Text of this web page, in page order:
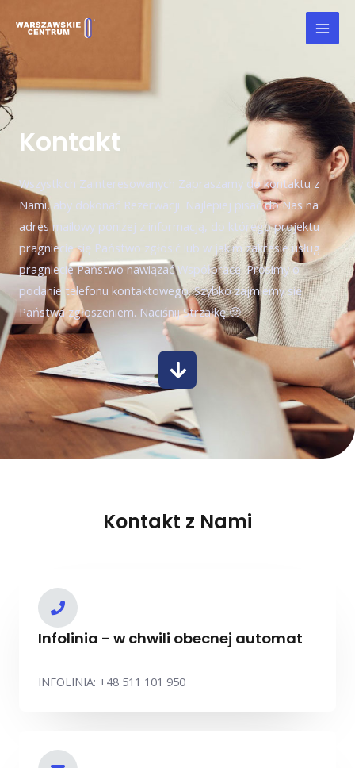
Kontakt
Wszystkich Zainteresowanych Zapraszamy do kontaktu z
Nami, aby dokonać Rezerwacji. Najlepiej pisać do Nas na
adres mailowy poniżej z informacją, do którego projektu
pragniecie się Państwo zgłosić lub w jakim zakresie usług
pragniecie Państwo nawiązać Współpracę. Prosimy o
podanie telefonu kontaktowego. Szybko zajmiemy się
Państwa zgłoszeniem. Naciśnij Strzałkę 🙂
Kontakt z Nami
Infolinia - w chwili obecnej automat
INFOLINIA: +48 511 101 950